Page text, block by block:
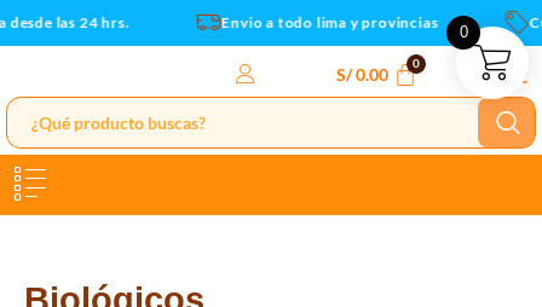
al
las 24 hrs. Envio a todo lima y provincias
S/0.00
0